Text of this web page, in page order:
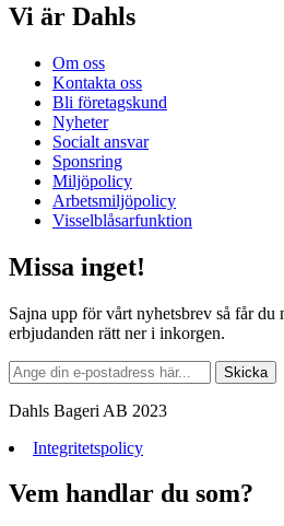
Vi är Dahls
Om oss
Kontakta oss
Bli företagskund
Nyheter
Socialt ansvar
Sponsring
Miljöpolicy
Arbetsmiljöpolicy
Visselblåsarfunktion
Missa inget!
Sajna upp för vårt nyhetsbrev så får du
erbjudanden rätt ner i inkorgen.
Dahls Bageri AB 2023
Integritetspolicy
Vem handlar du som?